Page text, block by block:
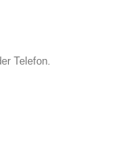
Telefon.